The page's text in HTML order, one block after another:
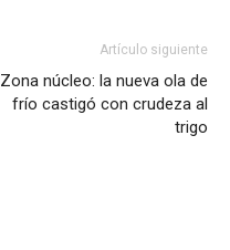
Artículo siguiente
Zona núcleo: la nueva ola de
frío castigó con crudeza al
trigo